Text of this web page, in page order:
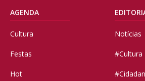
AGENDA
Cultura
Festas
Hot
Notícias
#Cultura